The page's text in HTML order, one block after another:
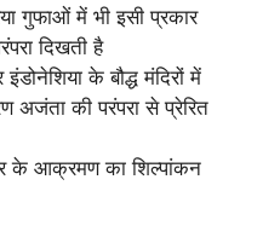
गुफाओं में भी इसी प्रकार
दिखती है
के बौद्ध मंदिरों में
अजंता की परंपरा से प्रेरित
के आक्रमण का शिल्पांकन